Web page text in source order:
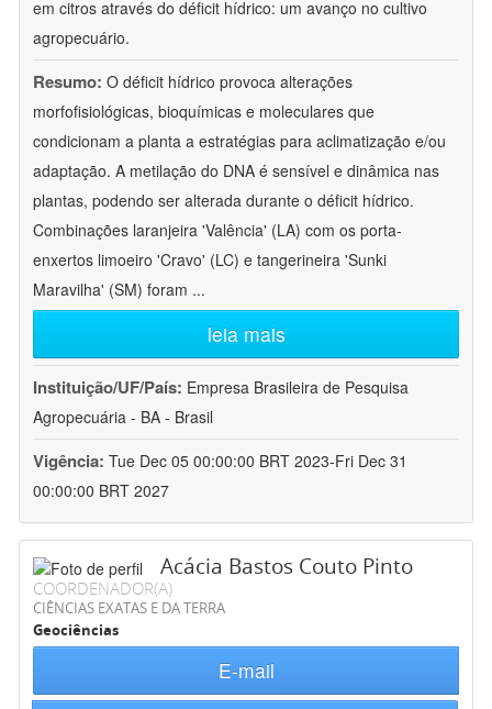
em citros através do déficit hídrico: um avanço no cultivo
agropecuário.
Resumo: O déficit hídrico provoca alterações
morfofisiológicas, bioquímicas e moleculares que
condicionam a planta a estratégias para aclimatização e/ou
adaptação. A metilação do DNA é sensível e dinâmica nas
plantas, podendo ser alterada durante o déficit hídrico.
Combinações laranjeira 'Valência' (LA) com os porta-
enxertos limoeiro 'Cravo' (LC) e tangerineira 'Sunki
Maravilha' (SM) foram ...
leia mais
Instituição/UF/País: Empresa Brasileira de Pesquisa
Agropecuária - BA - Brasil
Vigência: Tue Dec 05 00:00:00 BRT 2023-Fri Dec 31
00:00:00 BRT 2027
Acácia Bastos Couto Pinto
COORDENADOR(A)
CIÊNCIAS EXATAS E DA TERRA
Geociências
E-mail